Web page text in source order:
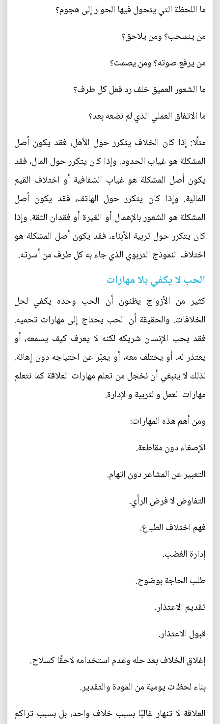
ما اللحظة التي يتحول فيها الحوار إلى هجوم؟
من ينسحب؟ ومن يلاحق؟
من يرفع صوته؟ ومن يصمت؟
ما الشعور العميق خلف رد فعل كل طرف؟
ما الاتفاق العملي الذي لم نضعه بعد؟
مثلًا: إذا كان الخلاف يتكرر حول الأهل، فقد يكون أصل
المشكلة هو غياب الحدود. وإذا كان يتكرر حول المال، فقد
يكون أصل المشكلة هو غياب الشفافية أو اختلاف القيم
المالية. وإذا كان يتكرر حول الهاتف، فقد يكون أصل
المشكلة هو الشعور بالإهمال أو الغيرة أو فقدان الثقة. وإذا
كان يتكرر حول تربية الأبناء، فقد يكون أصل المشكلة هو
اختلاف النموذج التربوي الذي جاء به كل طرف من أسرته.
الحب لا يكفي بلا مهارات
كثير من الأزواج يظنون أن الحب وحده يكفي لحل
الخلافات. والحقيقة أن الحب يحتاج إلى مهارات تحميه.
فقد يحب الإنسان شريكه لكنه لا يعرف كيف يسمعه، أو
يعتذر له، أو يختلف معه، أو يعبّر عن احتياجه دون إهانة.
لذلك لا ينبغي أن نخجل من تعلم مهارات العلاقة كما نتعلم
مهارات العمل والتربية والإدارة.
ومن أهم هذه المهارات:
الإصغاء دون مقاطعة.
التعبير عن المشاعر دون اتهام.
التفاوض لا فرض الرأي.
فهم اختلاف الطباع.
إدارة الغضب.
طلب الحاجة بوضوح.
تقديم الاعتذار.
قبول الاعتذار.
إغلاق الخلاف بعد حله وعدم استخدامه لاحقًا كسلاح.
بناء لحظات يومية من المودة والتقدير.
العلاقة لا تنهار غالبًا بسبب خلاف واحد، بل بسبب تراكم